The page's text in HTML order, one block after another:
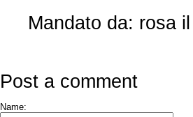
Mandato da: rosa
Post a comment
Name: